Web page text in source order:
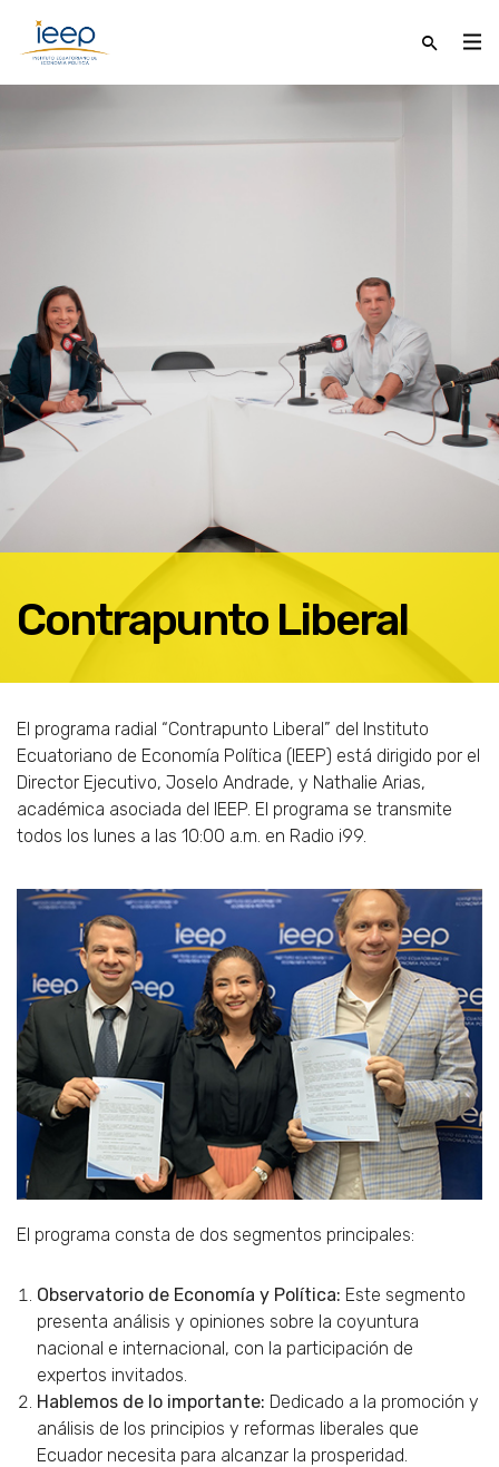
Contrapunto Liberal
El programa radial “Contrapunto Liberal” del Instituto
Ecuatoriano de Economía Política (IEEP) está dirigido por el
Director Ejecutivo, Joselo Andrade, y Nathalie Arias,
académica asociada del IEEP. El programa se transmite
todos los lunes a las 10:00 a.m. en Radio i99.
El programa consta de dos segmentos principales:
Observatorio de Economía y Política: Este segmento
presenta análisis y opiniones sobre la coyuntura
nacional e internacional, con la participación de
expertos invitados.
Hablemos de lo importante: Dedicado a la promoción y
análisis de los principios y reformas liberales que
Ecuador necesita para alcanzar la prosperidad.